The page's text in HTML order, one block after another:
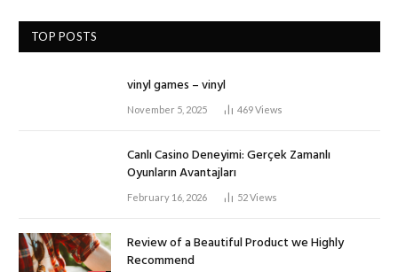
TOP POSTS
vinyl games – vinyl
November 5, 2025 469Views
Canlı Casino Deneyimi: Gerçek Zamanlı
Oyunların Avantajları
February 16, 2026 52Views
Review of a Beautiful Product we Highly
Recommend